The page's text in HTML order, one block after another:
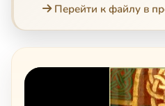
Перейти к файлу в